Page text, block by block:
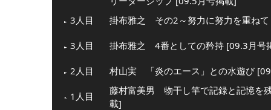
3人目
掛布雅之 その2～努力に努力を重ね
3人目 掛布雅之 4番としての矜持 [09.3月号
2人目 村山実 「炎のエース」との水遊び
1人目
藤村富美男 物干し竿で記録と記憶を
載]